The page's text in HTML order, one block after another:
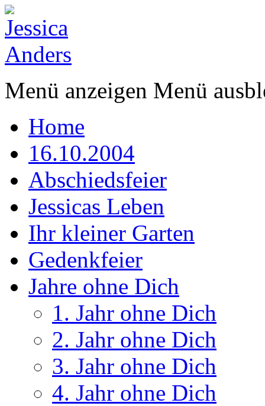
Menü anzeigen Menü
Home
16.10.2004
Abschiedsfeier
Jessicas Leben
Ihr kleiner Garten
Gedenkfeier
Jahre ohne Dich
1. Jahr ohne Dich
2. Jahr ohne Dich
3. Jahr ohne Dich
4. Jahr ohne Dich